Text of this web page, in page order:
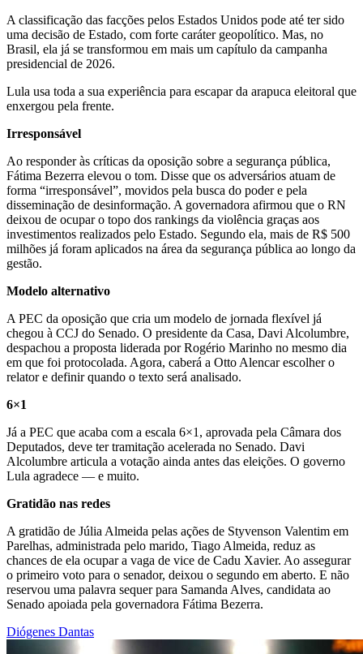
A classificação das facções pelos Estados Unidos pode até ter sido
uma decisão de Estado, com forte caráter geopolítico. Mas, no
Brasil, ela já se transformou em mais um capítulo da campanha
presidencial de 2026.
Lula usa toda a sua experiência para escapar da arapuca eleitoral que
enxergou pela frente.
Irresponsável
Ao responder às críticas da oposição sobre a segurança pública,
Fátima Bezerra elevou o tom. Disse que os adversários atuam de
forma “irresponsável”, movidos pela busca do poder e pela
disseminação de desinformação. A governadora afirmou que o RN
deixou de ocupar o topo dos rankings da violência graças aos
investimentos realizados pelo Estado. Segundo ela, mais de R$ 500
milhões já foram aplicados na área da segurança pública ao longo da
gestão.
Modelo alternativo
A PEC da oposição que cria um modelo de jornada flexível já
chegou à CCJ do Senado. O presidente da Casa, Davi Alcolumbre,
despachou a proposta liderada por Rogério Marinho no mesmo dia
em que foi protocolada. Agora, caberá a Otto Alencar escolher o
relator e definir quando o texto será analisado.
6×1
Já a PEC que acaba com a escala 6×1, aprovada pela Câmara dos
Deputados, deve ter tramitação acelerada no Senado. Davi
Alcolumbre articula a votação ainda antes das eleições. O governo
Lula agradece — e muito.
Gratidão nas redes
A gratidão de Júlia Almeida pelas ações de Styvenson Valentim em
Parelhas, administrada pelo marido, Tiago Almeida, reduz as
chances de ela ocupar a vaga de vice de Cadu Xavier. Ao assegurar
o primeiro voto para o senador, deixou o segundo em aberto. E não
reservou uma palavra sequer para Samanda Alves, candidata ao
Senado apoiada pela governadora Fátima Bezerra.
Diógenes Dantas